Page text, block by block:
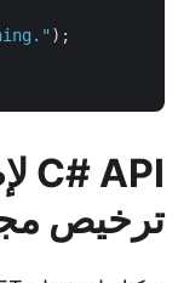
);
ترخيص